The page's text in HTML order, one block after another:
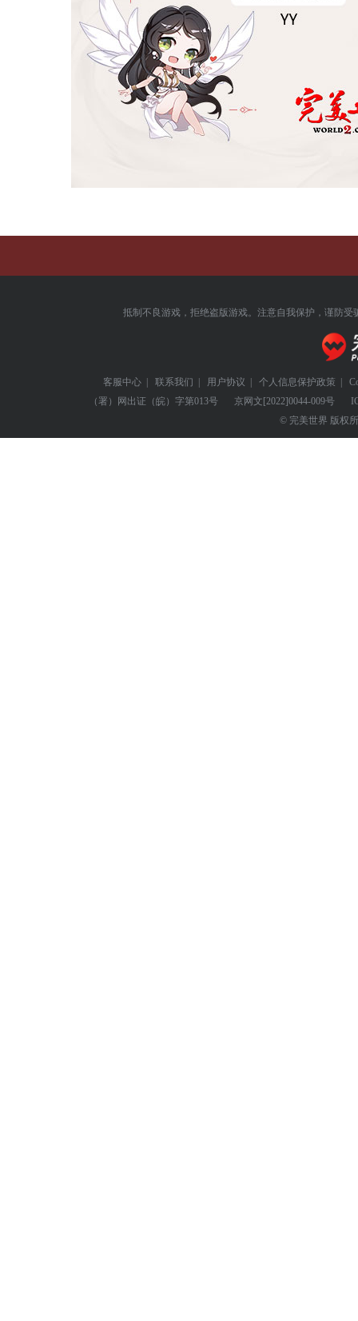
抵制不良游戏，拒绝盗版游戏。注意自我保护，谨防受
客服中心 | 联系我们 | 用户协议 | 个人信息保护政策 |
（署）网出证（皖）字第013号
京网文[2022]0044-009号
© 完美世界 版权所